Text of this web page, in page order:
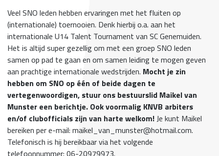
Veel SNO leden hebben ervaringen met het fluiten op
(internationale) toernooien. Denk hierbij o.a. aan het
internationale U14 Talent Tournament van SC Genemuiden.
Het is altijd super gezellig om met een groep SNO leden
samen op pad te gaan en om samen leiding te mogen geven
aan prachtige internationale wedstrijden. Mocht je zin
hebben om SNO op één of beide dagen te
vertegenwoordigen, stuur ons bestuurslid Maikel van
Munster een berichtje. Ook voormalig KNVB arbiters
en/of clubofficials zijn van harte welkom!Je kunt Maikel
bereiken per e-mail: maikel_van_munster@hotmail.com.
Telefonisch is hij bereikbaar via het volgende
telefoonnummer: 06-20979973.